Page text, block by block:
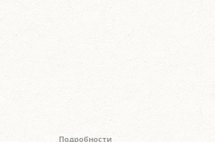
Подробности